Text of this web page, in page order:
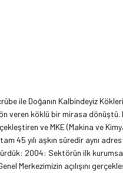
ile Doğanın Kalbindeyiz
veren köklü bir mirasa
ve MKE (Makina ve
45 yılı aşkın süredir aynı
2004: Sektörün ilk
Merkezimizin açılışını